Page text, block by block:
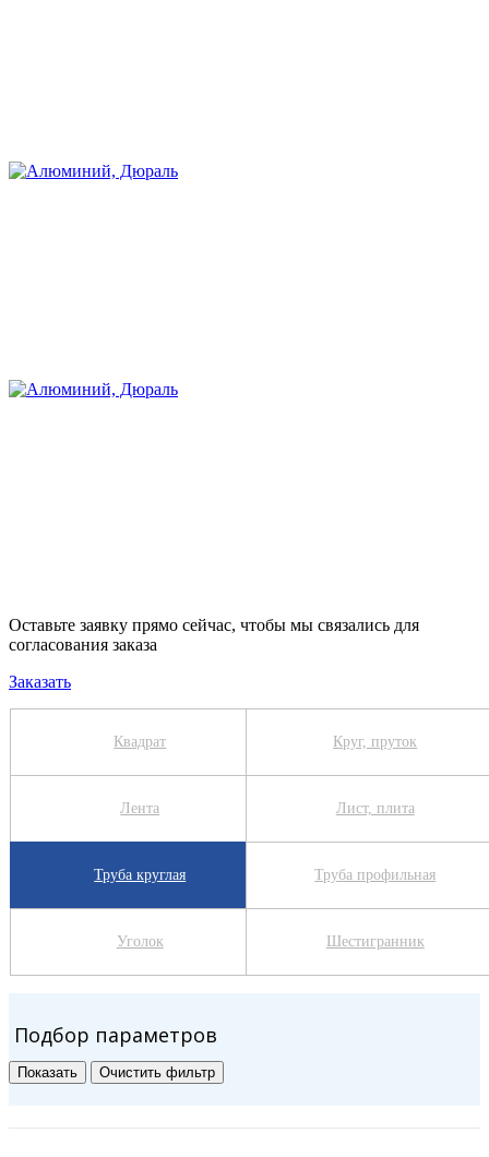
Оставьте заявку прямо сейчас, чтобы мы связались для
согласования заказа
Заказать
Квадрат Круг, пруток
Лента Лист, плита
Труба круглая Труба профильная
Уголок Шестигранник
Подбор параметров